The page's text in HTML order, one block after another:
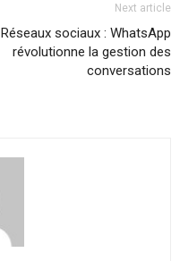
Next article
Réseaux sociaux : WhatsApp
révolutionne la gestion des
conversations